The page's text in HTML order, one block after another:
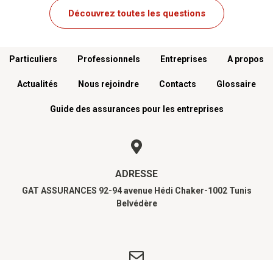
Découvrez toutes les questions
Menu footer
Particuliers Professionnels Entreprises A propos
Actualités Nous rejoindre Contacts Glossaire
Guide des assurances pour les entreprises
ADRESSE
GAT ASSURANCES 92-94 avenue Hédi Chaker-1002 Tunis
Belvédère